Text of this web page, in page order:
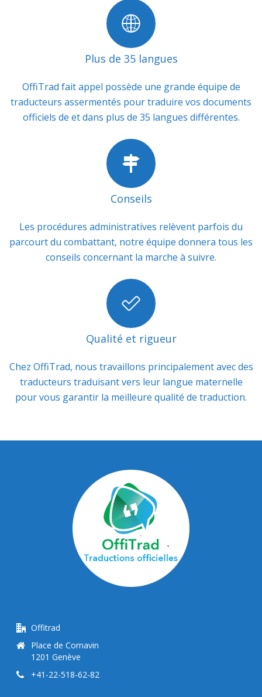
Plus de 35 langues
OffiTrad fait appel possède une grande équipe de
traducteurs assermentés pour traduire vos documents
officiels de et dans plus de 35 langues différentes.
Conseils
Les procédures administratives relèvent parfois du
parcourt du combattant, notre équipe donnera tous les
conseils concernant la marche à suivre.
Qualité et rigueur
Chez OffiTrad, nous travaillons principalement avec des
traducteurs traduisant vers leur langue maternelle
pour vous garantir la meilleure qualité de traduction.
Offitrad
Place de Cornavin
1201 Genève
+41-22-518-62-82